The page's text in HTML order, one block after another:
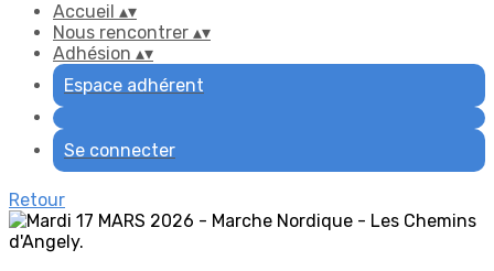
Accueil ▴▾
Nous rencontrer ▴▾
Adhésion ▴▾
Espace adhérent
Se connecter
Retour